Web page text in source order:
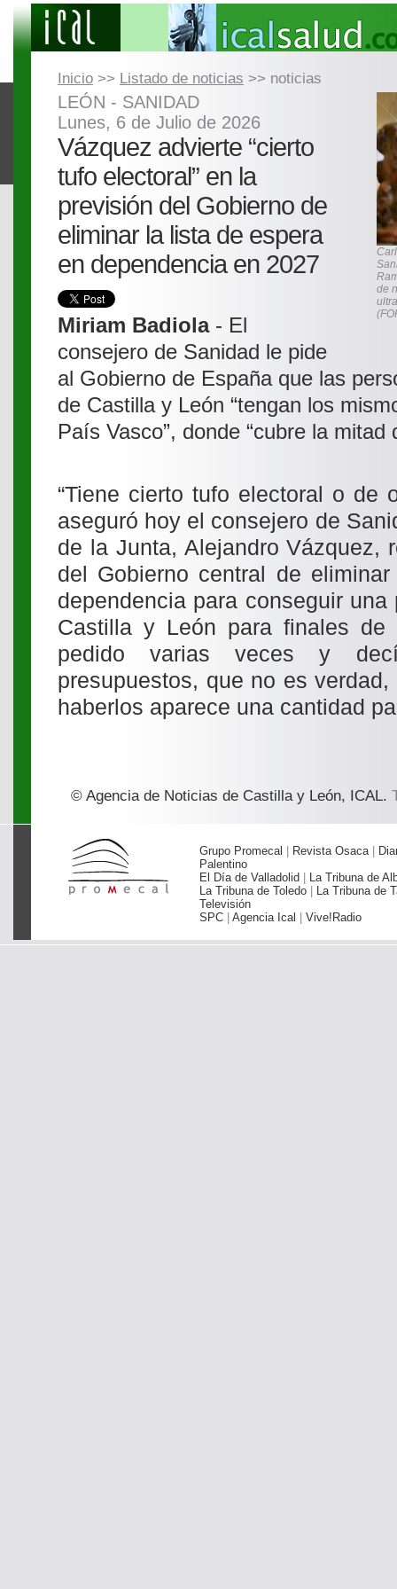
Inicio >> Listado de noticias >> noticias
de
LEÓN - SANIDAD
Lunes, 6 de Julio de 2026
Vázquez advierte “cierto
tufo electoral” en la
previsión del Gobierno de
eliminar la lista de espera
en dependencia en 2027
Miriam Badiola- El
consejero de Sanidad le pide
al Gobierno de España que las
de Castilla y León “tengan los
País Vasco”, donde “cubre la mitad
“Tiene cierto tufo electoral o de
aseguró hoy el consejero de
de la Junta, Alejandro Vázquez,
del Gobierno central de
dependencia para conseguir
Castilla y León para finales de
pedido varias veces y
presupuestos, que no es
haberlos aparece una cantidad
© Agencia de Noticias de Castilla y León, ICAL.
Grupo Promecal Revista Osaca
Palentino
El Día de Valladolid
La Tribuna de
La Tribuna de Toledo
La Tribuna de
Televisión
SPC
Agencia Ical Vive!Radio